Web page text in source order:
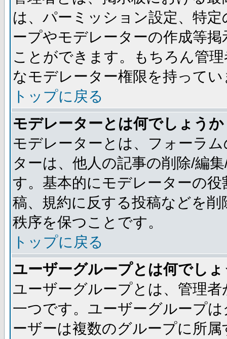
は、パーミッション設定、特
ープやモデレーターの作成等
ことができます。もちろん管
なモデレーター権限を持ってい
トップに戻る
モデレーターとは何でしょうか
モデレーターとは、フォーラ
ターは、他人の記事の削除/編
す。基本的にモデレーターの
稿、規約に反する投稿などを
秩序を保つことです。
トップに戻る
ユーザーグループとは何でし
ユーザーグループとは、管理
一つです。ユーザーグループ
ーザーは複数のグループに所